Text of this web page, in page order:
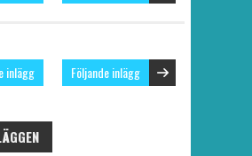
inlägg Följande inlägg